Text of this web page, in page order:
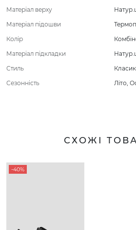
Матеріал верху
Матеріал підошви
Колір
Матеріал підкладки
Стиль
Сезонність
Літо,
СХОЖІ
-40%